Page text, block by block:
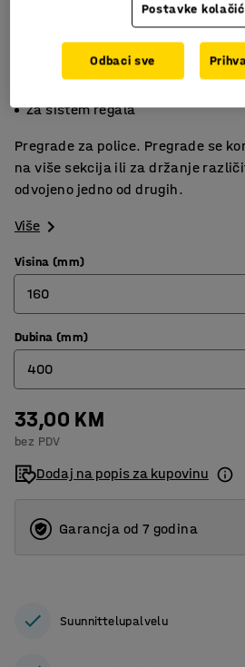
Pregrađuje police
Za sistem regala
Pregrade za police. Pregrade se
na više sekcija ili za držanje
odvojeno jedno od drugih.
Više
Visina (mm)
160
160
380
Dubina (mm)
400
300
400
500
600
33,00 KM
bez PDV
Dodaj na popis za kupovinu
Garancja od 7 godina
Suunnittelupalvelu
Postavke
Odbaci sve